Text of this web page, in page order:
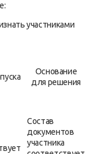
участниками
Основание
для решения
Состав
документов
участника